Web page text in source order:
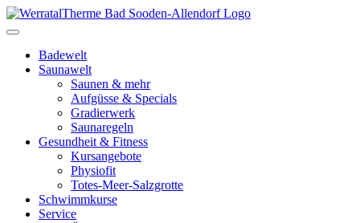
Toggle
navigationBadewelt
Saunawelt
Saunen & mehr
Aufgüsse & Specials
Gradierwerk
Saunaregeln
Gesundheit & Fitness
Kursangebote
Physiofit
Totes-Meer-Salzgrotte
Schwimmkurse
Service